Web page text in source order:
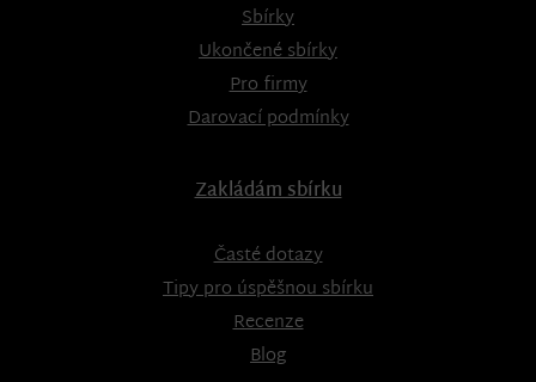
Sbírky
Ukončené sbírky
Pro firmy
Darovací podmínky
Zakládám sbírku
Časté dotazy
Tipy pro úspěšnou sbírku
Recenze
Blog